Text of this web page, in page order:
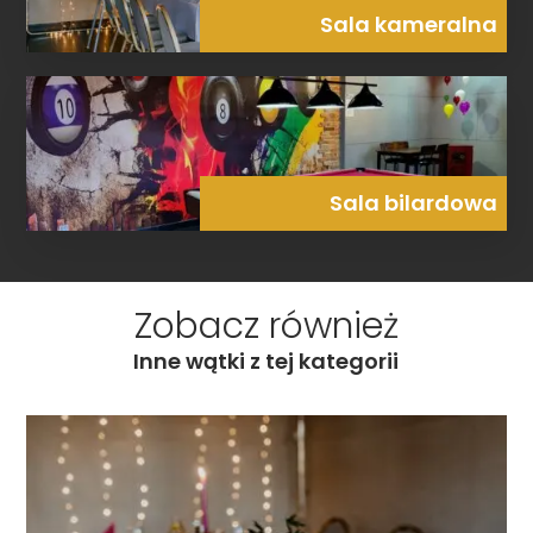
Sala kameralna
Sala bilardowa
Zobacz również
Inne wątki z tej kategorii